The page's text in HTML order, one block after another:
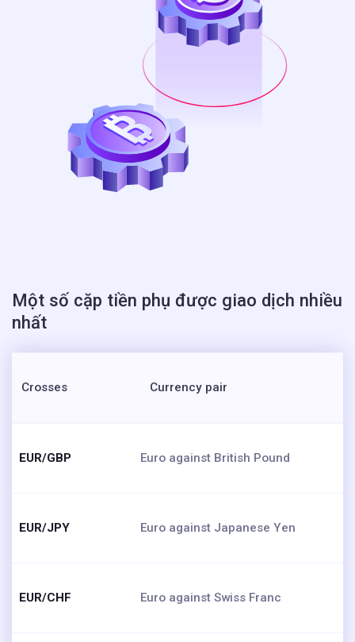
Một số cặp tiền phụ được giao dịch nhiều
nhất
Crosses Currency pair
EUR/GBP Euro against British Pound
EUR/JPY Euro against Japanese Yen
EUR/CHF Euro against Swiss Franc